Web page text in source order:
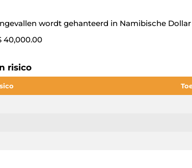
wordt gehanteerd in Namibische Dollar
40,000.00
risico